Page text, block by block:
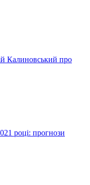
Калиновський про
році: прогнози